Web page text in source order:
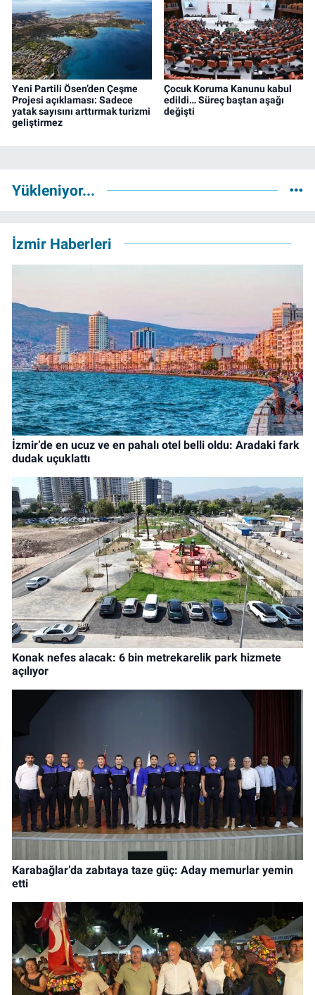
Yeni Partili Ösen’den Çeşme
Projesi açıklaması: Sadece
yatak sayısını arttırmak turizmi
geliştirmez
Çocuk Koruma Kanunu kabul
edildi… Süreç baştan aşağı
değişti
Yükleniyor...
İzmir Haberleri
İzmir’de en ucuz ve en pahalı otel belli oldu: Aradaki fark
dudak uçuklattı
Konak nefes alacak: 6 bin metrekarelik park hizmete
açılıyor
Karabağlar’da zabıtaya taze güç: Aday memurlar yemin
etti